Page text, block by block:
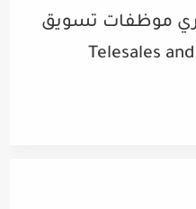
موظفات تسويق
هاتفي و العمل مكتبي Telesales and